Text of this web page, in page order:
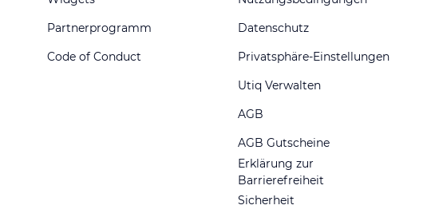
Partnerprogramm
Code of Conduct
Datenschutz
Privatsphäre-Einstellungen
Utiq Verwalten
AGB
AGB Gutscheine
Erklärung zur
Barrierefreiheit
Sicherheit